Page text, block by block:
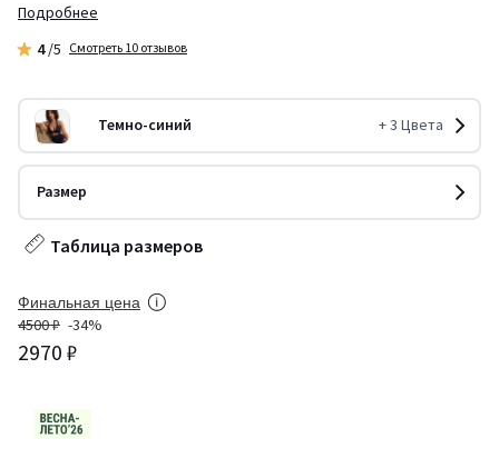
Подробнее
4 /5 Смотреть 10 отзывов
Темно-синий +3 Цвета
Размер
Таблица размеров
Финальная цена
4500 ₽ -34%
2970 ₽